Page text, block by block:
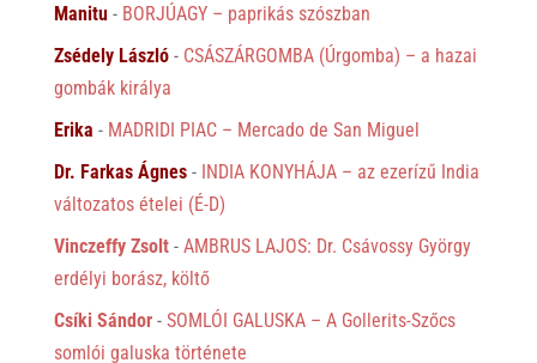
Manitu- BORJÚAGY – paprikás szószban
Zsédely László- CSÁSZÁRGOMBA (Úrgomba) – a hazai
gombák királya
Erika - MADRIDI PIAC – Mercado de San Miguel
Dr. Farkas Ágnes- INDIA KONYHÁJA – az ezerízű India
változatos ételei (É-D)
Vinczeffy Zsolt- AMBRUS LAJOS: Dr. Csávossy György
erdélyi borász, költő
Csíki Sándor- SOMLÓI GALUSKA – A Gollerits-Szőcs
somlói galuska története